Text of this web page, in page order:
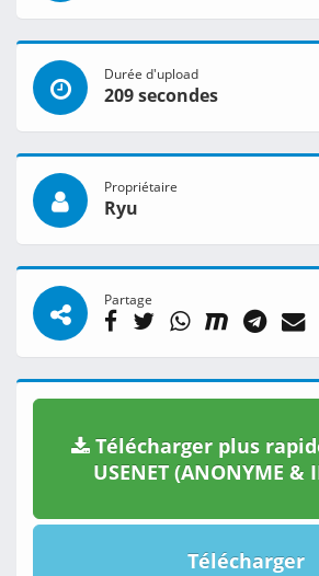
Durée d'upload
209 secondes
Propriétaire
Ryu
Partage
Télécharger plus
USENET (ANONYME &
Télécharger